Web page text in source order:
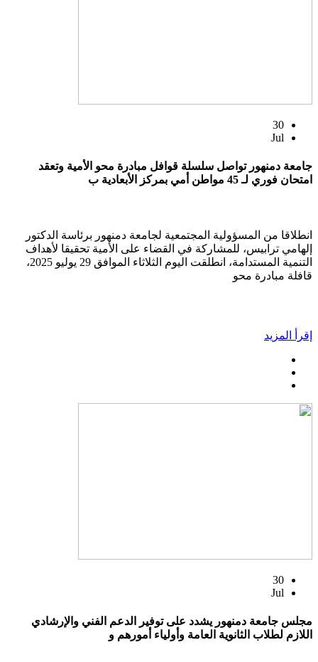
30
Jul
جامعة دمنهور تواصل سلسلة قوافل مبادرة محو الأمية وتعقد
امتحان فوري لـ 45 مواطن أمي بمركز الأبعادية ب
انطلاقا من المسؤولية المجتمعية لجامعة دمنهور برئاسة الدكتور
إلهامي ترابيس، للمشاركة في القضاء على الأمية تحقيقا لأهداف
التنمية المستدامة، انطلقت اليوم الثلاثاء الموافق 29 يوليو 2025،
قافلة مبادرة محو
إقرأ المزيد
30
Jul
مجلس جامعة دمنهور يشدد على توفير الدعم الفني والإرشادي
اللازم لطلاب الثانوية العامة وأولياء أمورهم و